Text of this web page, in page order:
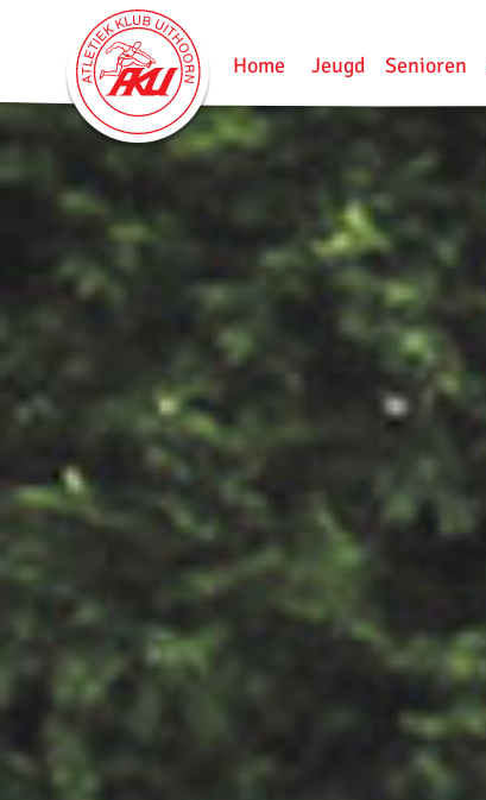
Home Jeugd Senioren